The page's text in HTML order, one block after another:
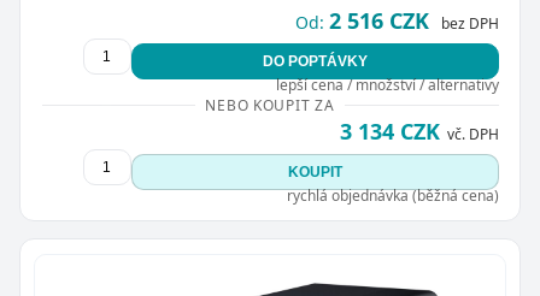
Od: 2 516 CZK bez DPH
DO POPTÁVKY
lepší cena / množství / alternativy
NEBO KOUPIT ZA
3 134 CZK vč. DPH
KOUPIT
rychlá objednávka (běžná cena)